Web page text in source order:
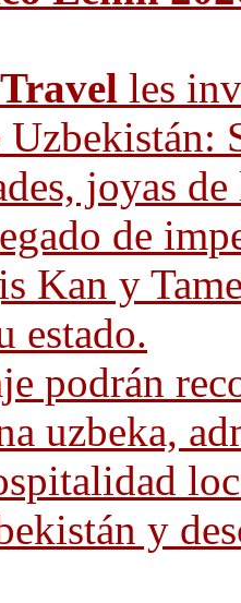
les
Uzbekistán:
joyas
de
Kan y
estado.
podrán
uzbeka,
y